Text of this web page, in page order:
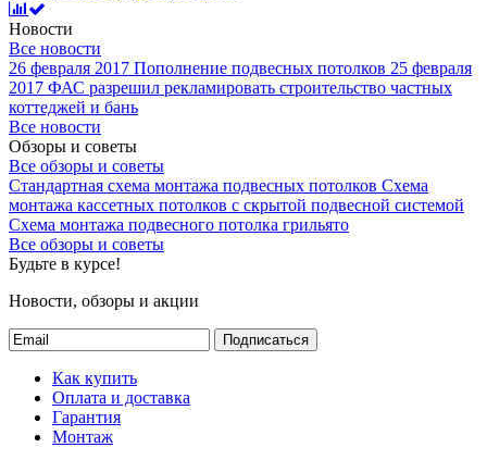
Новости
Все новости
26 февраля 2017 Пополнение подвесных потолков 25 февраля
2017 ФАС разрешил рекламировать строительство частных
коттеджей и бань
Все новости
Обзоры и советы
Все обзоры и советы
Стандартная схема монтажа подвесных потолков Схема
монтажа кассетных потолков с скрытой подвесной системой
Схема монтажа подвесного потолка грильято
Все обзоры и советы
Будьте в курсе!
Новости, обзоры и акции
Подписаться
Как купить
Оплата и доставка
Гарантия
Монтаж